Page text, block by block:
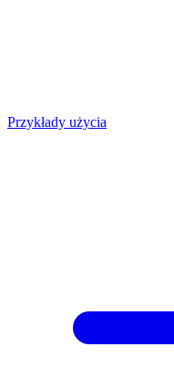
Przykłady użycia